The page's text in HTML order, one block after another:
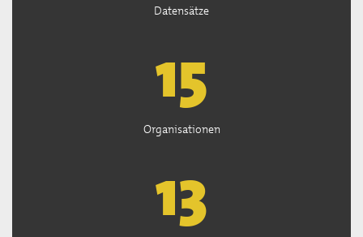
Datensätze
15
Organisationen
13